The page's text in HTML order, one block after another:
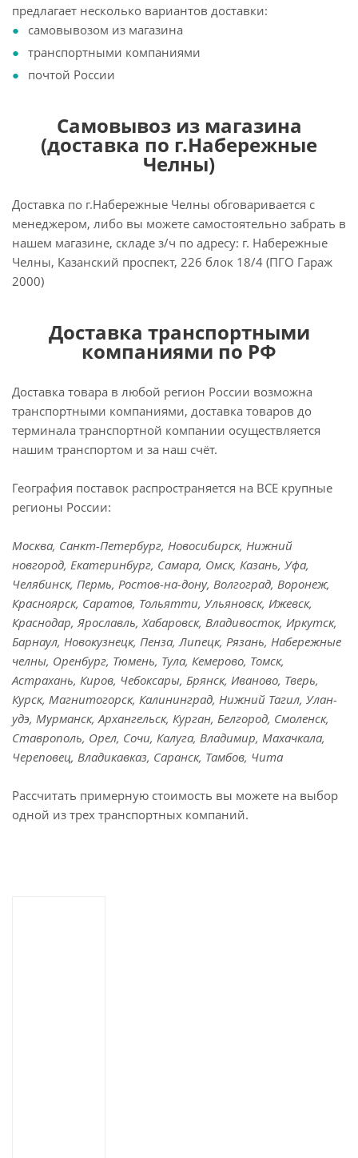
предлагает несколько вариантов доставки:
самовывозом из магазина
транспортными компаниями
почтой России
Самовывоз из магазина
(доставка по г.Набережные
Челны)
Доставка по г.Набережные Челны обговаривается с
менеджером, либо вы можете самостоятельно забрать в
нашем магазине, складе з/ч по адресу: г. Набережные
Челны, Казанский проспект, 226 блок 18/4 (ПГО Гараж
2000)
Доставка транспортными
компаниями по РФ
Доставка товара в любой регион России возможна
транспортными компаниями, доставка товаров до
терминала транспортной компании осуществляется
нашим транспортом и за наш счёт.
География поставок распространяется на ВСЕ крупные
регионы России:
Москва, Санкт-Петербург, Новосибирск, Нижний
новгород, Екатеринбург, Самара, Омск, Казань, Уфа,
Челябинск, Пермь, Ростов-на-дону, Волгоград, Воронеж,
Красноярск, Саратов, Тольятти, Ульяновск, Ижевск,
Краснодар, Ярославль, Хабаровск, Владивосток, Иркутск,
Барнаул, Новокузнецк, Пенза, Липецк, Рязань, Набережные
челны, Оренбург, Тюмень, Тула, Кемерово, Томск,
Астрахань, Киров, Чебоксары, Брянск, Иваново, Тверь,
Курск, Магнитогорск, Калининград, Нижний Тагил, Улан-
удэ, Мурманск, Архангельск, Курган, Белгород, Смоленск,
Ставрополь, Орел, Сочи, Калуга, Владимир, Махачкала,
Череповец, Владикавказ, Саранск, Тамбов, Чита
Рассчитать примерную стоимость вы можете на выбор
одной из трех транспортных компаний.